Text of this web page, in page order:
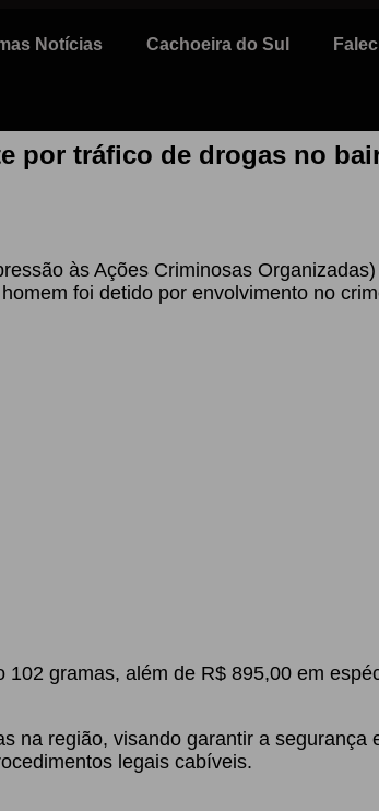
Notícias Cachoeira do Sul
por tráfico de drogas no
às Ações Criminosas
foi detido por envolvimento no
gramas, além de R$ 895,00 em
na região, visando garantir a segurança
legais cabíveis.